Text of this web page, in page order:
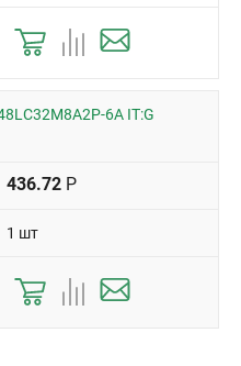
6A IT:G
436.72 Р
1 шт